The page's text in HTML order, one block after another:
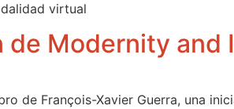
virtual
de Modernity
de François-Xavier Guerra, una